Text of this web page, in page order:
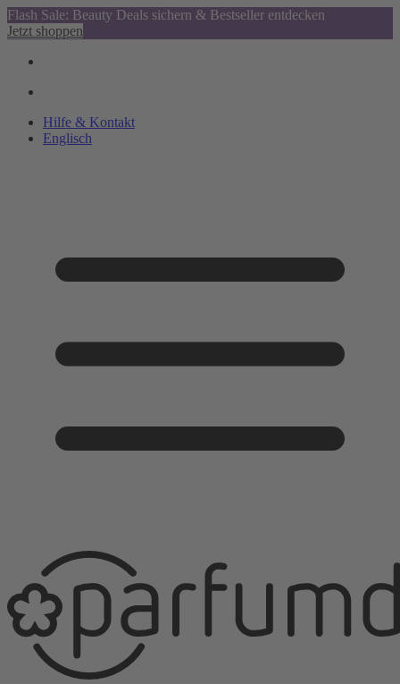
Flash Sale: Beauty Deals sichern & Bestseller entdecken
Jetzt shoppen
Hilfe & Kontakt
Englisch